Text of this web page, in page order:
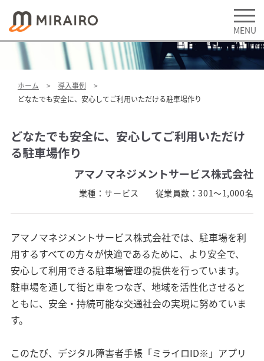
ホーム
導入事例
どなたでも安全に、安心してご利用いただける駐車場作り
どなたでも安全に、安心してご利用いただけ
る駐車場作り
アマノマネジメントサービス株式会社
業種： サービス 従業員数：301～1,000名
アマノマネジメントサービス株式会社では、駐車場を利
用するすべての方々が快適であるために、より安全で、
安心して利用できる駐車場管理の提供を行っています。
駐車場を通して街と車をつなぎ、地域を活性化させると
ともに、安全・持続可能な交通社会の実現に努めていま
す。
このたび、デジタル障害者手帳「ミライロID※」アプリ